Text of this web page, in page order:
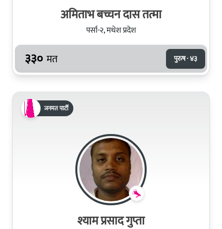
अमिताभ बच्चन दास तत्मा
पर्सा-२, मधेश प्रदेश
३३० मत पुरुष · ४३
जनमत पार्टी
श्याम प्रसाद गुप्ता